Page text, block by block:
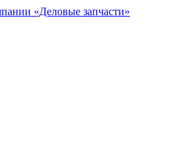
«Деловые запчасти»